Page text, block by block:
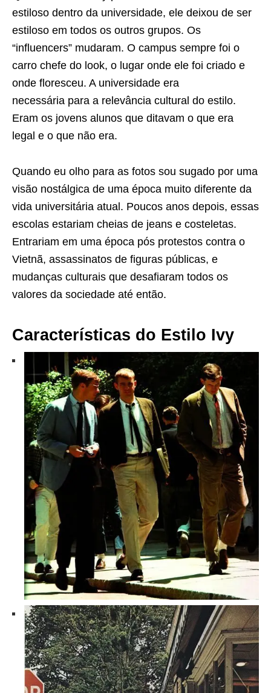
estiloso dentro da universidade, ele deixou de ser
estiloso em todos os outros grupos. Os
“influencers” mudaram. O campus sempre foi o
carro chefe do look, o lugar onde ele foi criado e
onde floresceu. A universidade era
necessária para a relevância cultural do estilo.
Eram os jovens alunos que ditavam o que era
legal e o que não era.
Quando eu olho para as fotos sou sugado por uma
visão nostálgica de uma época muito diferente da
vida universitária atual. Poucos anos depois, essas
escolas estariam cheias de jeans e costeletas.
Entrariam em uma época pós protestos contra o
Vietnã, assassinatos de figuras públicas, e
mudanças culturais que desafiaram todos os
valores da sociedade até então.
Características do Estilo Ivy